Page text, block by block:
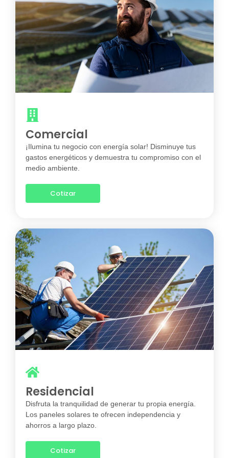
Comercial
¡Ilumina tu negocio con energía solar! Disminuye tus
gastos energéticos y demuestra tu compromiso con el
medio ambiente.
Cotizar
Residencial
Disfruta la tranquilidad de generar tu propia energía.
Los paneles solares te ofrecen independencia y
ahorros a largo plazo.
Cotizar